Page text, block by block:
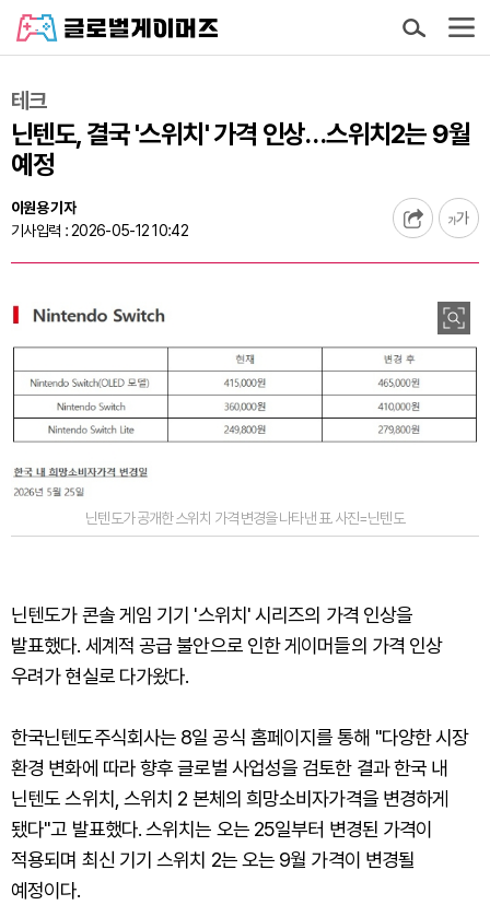
테크
닌텐도, 결국 '스위치' 가격 인상…스위치2는 9월
예정
이원용 기자
기사입력 : 2026-05-12 10:42
닌텐도가 공개한 스위치 가격 변경을 나타낸 표. 사진=닌텐도
닌텐도가 콘솔 게임 기기 '스위치' 시리즈의 가격 인상을
발표했다. 세계적 공급 불안으로 인한 게이머들의 가격 인상
우려가 현실로 다가왔다.
한국닌텐도주식회사는 8일 공식 홈페이지를 통해 "다양한 시장
환경 변화에 따라 향후 글로벌 사업성을 검토한 결과 한국 내
닌텐도 스위치, 스위치 2 본체의 희망소비자가격을 변경하게
됐다"고 발표했다. 스위치는 오는 25일부터 변경된 가격이
적용되며 최신 기기 스위치 2는 오는 9월 가격이 변경될
예정이다.